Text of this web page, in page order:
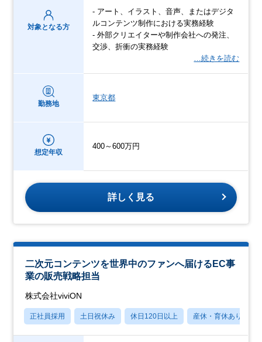
対象となる方
- アート、イラスト、音声、またはデジタ
ルコンテンツ制作における実務経験
- 外部クリエイターや制作会社への発注、
交渉、折衝の実務経験
…続きを読む
勤務地
東京都
想定年収
400～600万円
詳しく見る
二次元コンテンツを世界中のファンへ届けるEC事
業の販売戦略担当
株式会社viviON
正社員採用 土日祝休み 休日120日以上 産休・育休あり